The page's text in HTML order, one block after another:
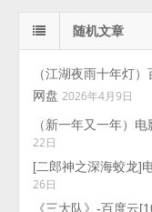
随机文章
（江湖夜雨十年灯
网盘 2026年4月9日
（新一年又一年）
22日
[二郎神之深海蛟龙]
26日
《三大队》-百度云